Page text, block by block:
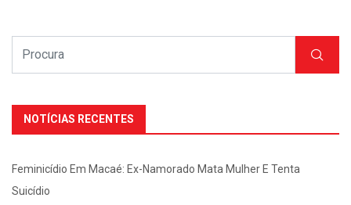
NOTÍCIAS RECENTES
Feminicídio Em Macaé: Ex-Namorado Mata Mulher E Tenta
Suicídio